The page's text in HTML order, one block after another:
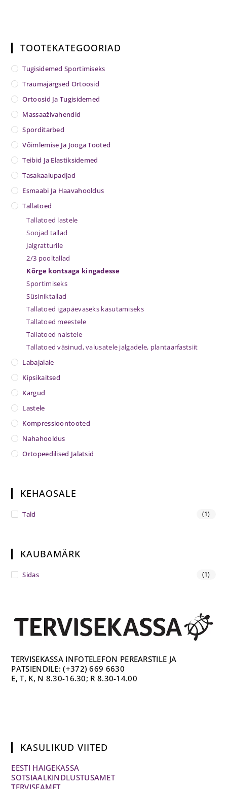
TOOTEKATEGOORIAD
Tugisidemed Sportimiseks
Traumajärgsed Ortoosid
Ortoosid Ja Tugisidemed
Massaaživahendid
Sporditarbed
Võimlemise Ja Jooga Tooted
Teibid Ja Elastiksidemed
Tasakaalupadjad
Esmaabi Ja Haavahooldus
Tallatoed
Tallatoed lastele
Soojad tallad
Jalgratturile
2/3 pooltallad
Kõrge kontsaga kingadesse
Sportimiseks
Süsiniktallad
Tallatoed igapäevaseks kasutamiseks
Tallatoed meestele
Tallatoed naistele
Tallatoed väsinud, valusatele jalgadele, plantaarfastsiit
Labajalale
Kipsikaitsed
Kargud
Lastele
Kompressioontooted
Nahahooldus
Ortopeedilised Jalatsid
KEHAOSALE
Tald (1)
KAUBAMÄRK
Sidas (1)
TERVISEKASSA INFOTELEFON PEREARSTILE JA
PATSIENDILE: (+372) 669 6630
E, T, K, N 8.30-16.30; R 8.30-14.00
KASULIKUD VIITED
EESTI HAIGEKASSA
SOTSIAALKINDLUSTUSAMET
TERVISEAMET